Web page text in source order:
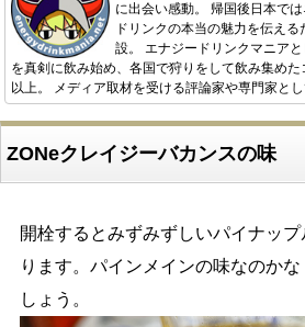
に出会い感動。 帰国後日本で
ドリンクの本当の魅力を伝え
設。 エナジードリンクマニア
を真剣に飲み始め、各国で狩りをして飲み集め
以上。 メディア取材を受ける評論家や専門家とし
ZONeクレイジーバカンスの味
開栓するとみずみずしいパイナッ
ります。パインメインの味なのか
しょう。